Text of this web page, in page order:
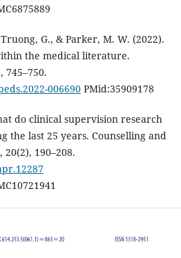
G., & Parker, M. W. (2022).
the medical literature.
745–750.
006690PMid:35909178
do clinical supervision research
the last 25 years. Counselling and
190–208.